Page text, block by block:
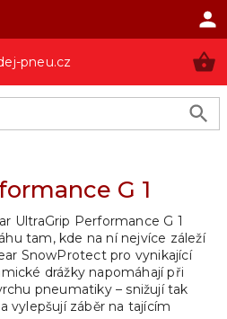
pneu.cz
G 1
UltraGrip Performance G 1
tam, kde na ní nejvíce záleží
SnowProtect pro vynikající
drážky napomáhají při
pneumatiky – snižují tak
vylepšují záběr na tajícím